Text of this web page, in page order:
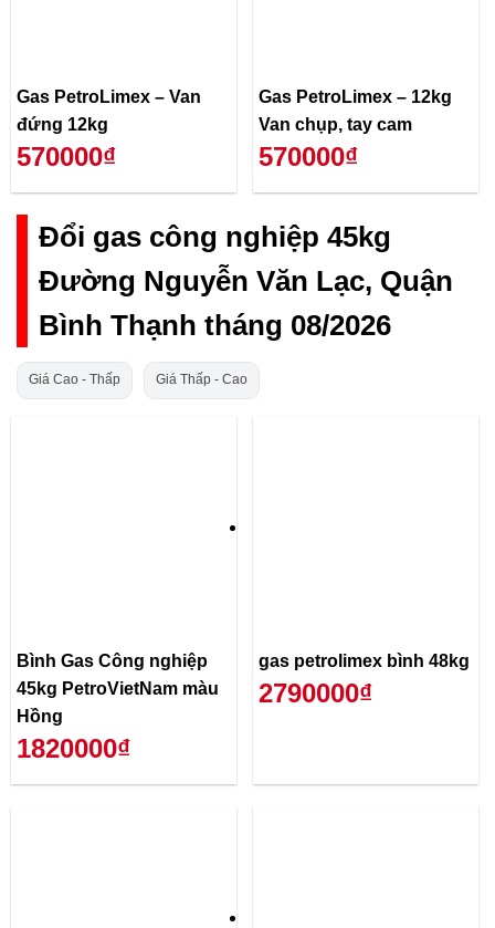
Gas PetroLimex – Van
đứng 12kg
570000₫
Gas PetroLimex – 12kg
Van chụp, tay cam
570000₫
Đổi gas công nghiệp 45kg
Đường Nguyễn Văn Lạc, Quận
Bình Thạnh tháng 08/2026
Giá Cao - Thấp Giá Thấp - Cao
Bình Gas Công nghiệp
45kg PetroVietNam màu
Hồng
1820000₫
gas petrolimex bình 48kg
2790000₫